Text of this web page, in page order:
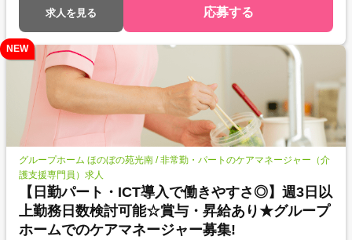
求人を見る 応募する
NEW
グループホーム ほのぼの苑光南 / 非常勤・パートのケアマネージャー（介
護支援専門員）求人
【日勤パート・ICT導入で働きやすさ◎】週3日以
上勤務日数検討可能☆賞与・昇給あり★グループ
ホームでのケアマネージャー募集!